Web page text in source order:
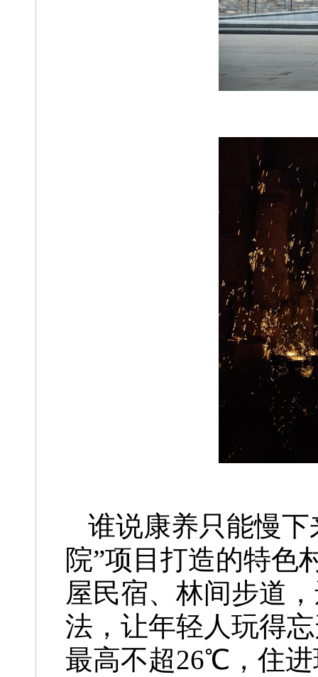
谁说康养只能慢下
院”项目打造的特色
屋民宿、林间步道
法，让年轻人玩得
最高不超26℃，住